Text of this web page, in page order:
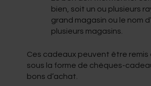
bien, soit un ou plusieurs
grand magasin ou le nom
plusieurs magasins.
Ces cadeaux peuvent être remis
sous la forme de chèques-
bons d’achat.